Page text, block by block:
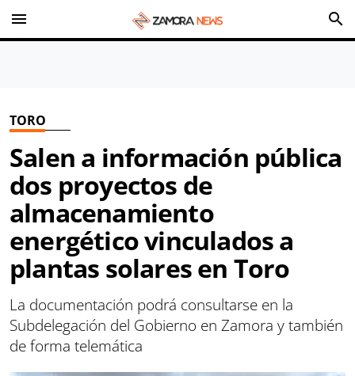
menu search
TORO
Salen a información pública
dos proyectos de
almacenamiento
energético vinculados a
plantas solares en Toro
La documentación podrá consultarse en la
Subdelegación del Gobierno en Zamora y también
de forma telemática